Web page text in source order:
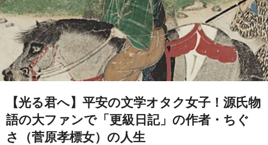
【光る君へ】平安の文学オタク女子！源氏物
語の大ファンで「更級日記」の作者・ちぐ
さ（菅原孝標女）の人生